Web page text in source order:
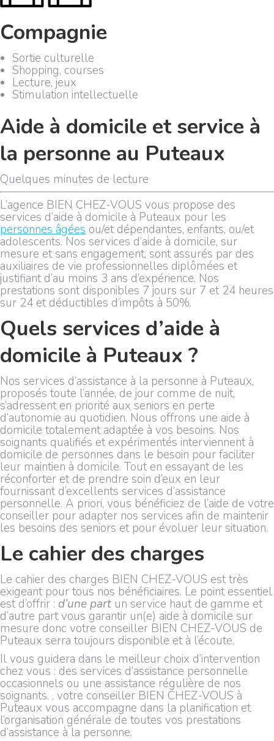
Compagnie
Sortie culturelle
Shopping, courses
Lecture, jeux
Stimulation intellectuelle
Aide à domicile et service à
la personne au Puteaux
Quelques minutes de lecture
L’agence BIEN CHEZ-VOUS vous propose des
services d’aide à domicile à Puteaux pour les
personnes âgées ou/et dépendantes, enfants, ou/et
adolescents. Nos services d’aide à domicile, sur
mesure et sans engagement, sont assurés par des
auxiliaires de vie professionnelles diplômées et
justifiant d’au moins 3 ans d’expérience. Nos
prestations sont disponibles 7 jours sur 7 et 24 heures
sur 24 et déductibles d’impôts à 50%.
Quels services d’aide à
domicile à Puteaux ?
Nos services d’assistance à la personne à Puteaux,
proposés toute l’année, de jour comme de nuit,
s’adressent en priorité aux seniors en perte
d’autonomie au quotidien. Nous offrons une aide à
domicile totalement adaptée à vos besoins. Nos
soignants qualifiés et expérimentés interviennent à
domicile de personnes dans le besoin pour faciliter
leur maintien à domicile. Tout en essayant de les
réconforter et de prendre soin d’eux en leur
fournissant d’excellents services d’assistance
personnelle. A priori, vous bénéficiez de l’aide de votre
conseiller pour adapter nos services afin de maintenir
les besoins des seniors et pour évoluer leur situation.
Le cahier des charges
Le cahier des charges BIEN CHEZ-VOUS est très
exigeant pour tous nos bénéficiaires. Le point essentiel
est d’offrir : d’une part un service haut de gamme et
d’autre part vous garantir un(e) aide à domicile sur
mesure donc votre conseiller BIEN CHEZ-VOUS de
Puteaux serra toujours disponible et à l’écoute.
Il vous guidera dans le meilleur choix d’intervention
chez vous : des services d’assistance personnelle
occasionnels ou une assistance régulière de nos
soignants. , votre conseiller BIEN CHEZ-VOUS à
Puteaux vous accompagne dans la planification et
l’organisation générale de toutes vos prestations
d’assistance à la personne.